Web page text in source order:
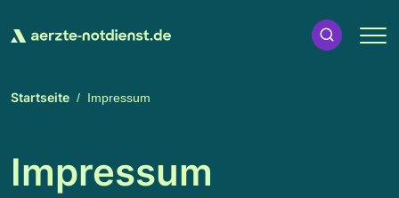
Startseite Impressum
Impressum